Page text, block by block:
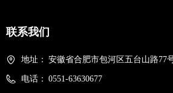
地址： 安徽省合肥市包河区五台山路77
电话： 0551-63630677
联系我们